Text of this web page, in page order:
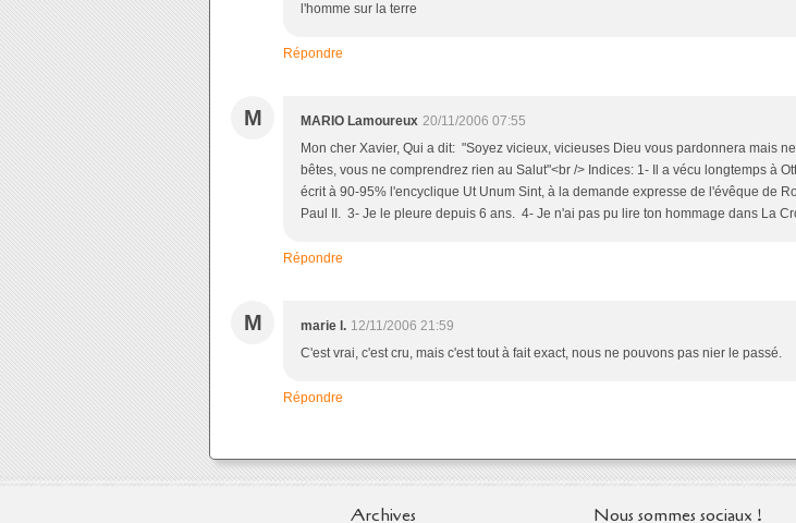
l'homme sur la terre
Répondre
M MARIO Lamoureux 20/11/2006 07:55
Mon cher Xavier, Qui a dit: "Soyez vicieux, vicieuses Dieu vous pardonnera mais
bêtes, vous ne comprendrez rien au Salut"<br /> Indices: 1- Il a vécu longtemps à
écrit à 90-95% l'encyclique Ut Unum Sint, à la demande expresse de l'évêque de
Paul II. 3- Je le pleure depuis 6 ans. 4- Je n'ai pas pu lire ton hommage dans La
Répondre
M marie l. 12/11/2006 21:59
C'est vrai, c'est cru, mais c'est tout à fait exact, nous ne pouvons pas nier le passé.
Répondre
Archives Nous sommes sociaux !